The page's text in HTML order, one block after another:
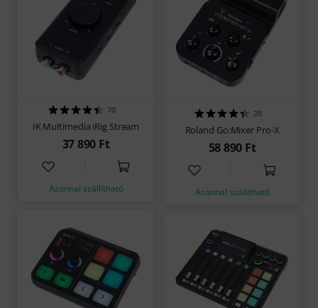
70
IK Multimedia iRig Stream
37 890 Ft
Azonnal szállítható
28
Roland Go:Mixer Pro-X
58 890 Ft
Azonnal szállítható